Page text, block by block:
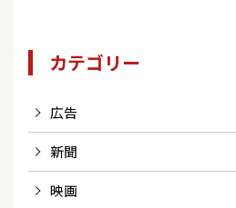
カテゴリー
広告
新聞
映画